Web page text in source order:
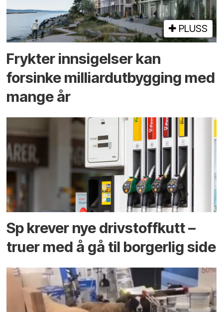
PLUSS
Frykter innsigelser kan
forsinke milliard­utbygging med
mange år
Sp krever nye drivstoffkutt –
truer med å gå til borgerlig side